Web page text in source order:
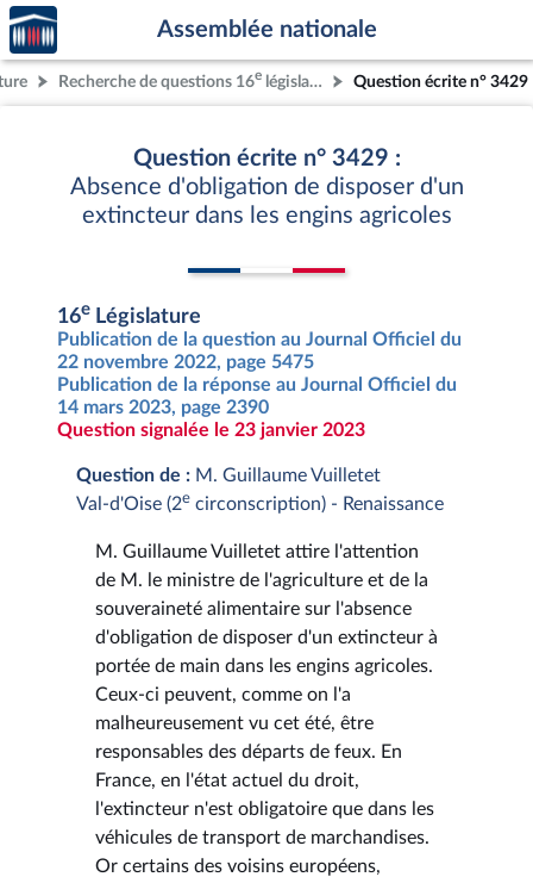
Aller au contenu
Aller en bas de la page
Accèder
à la
page
d'accueil
Assemblée nationale
Recherche de questions 16e législature Question écrite n° 3429
Question écrite n° 3429 :
Absence d'obligation de disposer d'un
extincteur dans les engins agricoles
16e Législature
Publication de la question au Journal Officiel du
22 novembre 2022, page 5475
Publication de la réponse au Journal Officiel du
14 mars 2023, page 2390
Question signalée le 23 janvier 2023
Question de : M. Guillaume Vuilletet
Val-d'Oise (2e circonscription) - Renaissance
M. Guillaume Vuilletet attire l'attention
de M. le ministre de l'agriculture et de la
souveraineté alimentaire sur l'absence
d'obligation de disposer d'un extincteur à
portée de main dans les engins agricoles.
Ceux-ci peuvent, comme on l'a
malheureusement vu cet été, être
responsables des départs de feux. En
France, en l'état actuel du droit,
l'extincteur n'est obligatoire que dans les
véhicules de transport de marchandises.
Or certains des voisins européens,